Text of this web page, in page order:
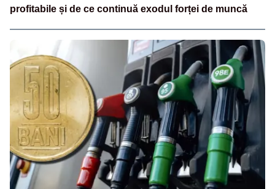
profitabile și de ce continuă exodul forței de muncă